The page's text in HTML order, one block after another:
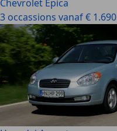
Chevrolet Epica
3 occassions vanaf € 1.690